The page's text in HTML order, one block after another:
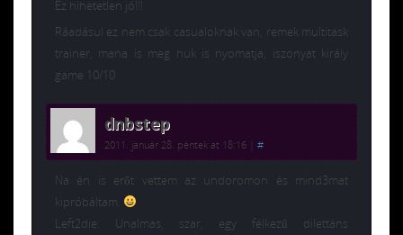
Ez hihetetlen jó!!!
Ráadásul ez nem csak casualoknak van, remek multitask
trainer, mana is meg huk is nyomatja, iszonyat király
game 10/10
dnbstep
2011. január 28. péntek at 18:16 #
Na én is erőt vettem az undoromon és mind3mat
kipróbáltam.
Left2die: Unalmas, szar, egy félkezű dilettáns